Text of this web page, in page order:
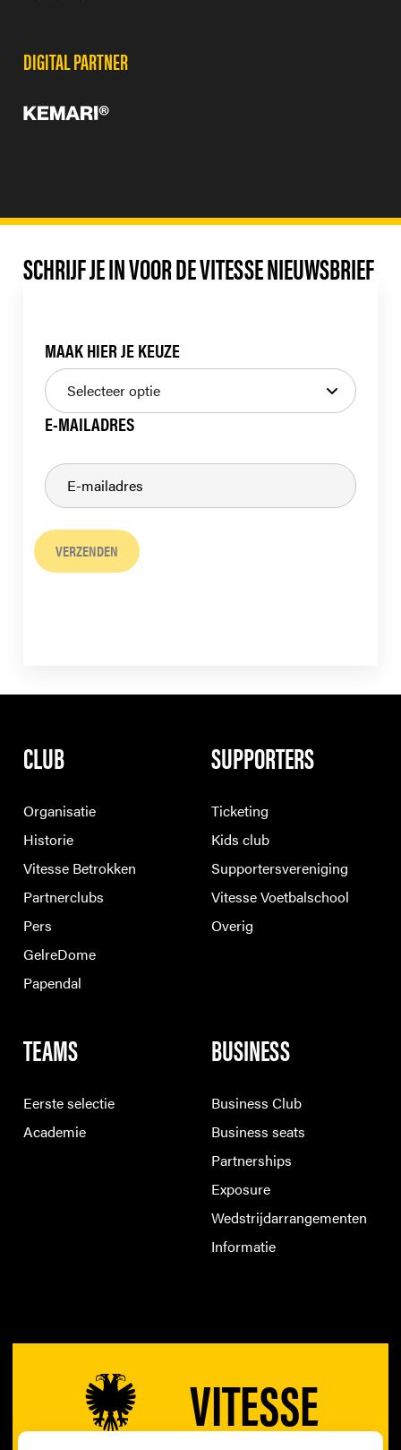
DIGITAL PARTNER
SCHRIJF JE IN VOOR DE VITESSE NIEUWSBRIEF
MAAK HIER JE KEUZE
E-MAILADRES
VERZENDEN
CLUB
Organisatie
Historie
Vitesse Betrokken
Partnerclubs
Pers
GelreDome
Papendal
SUPPORTERS
Ticketing
Kids club
Supportersvereniging
Vitesse Voetbalschool
Overig
TEAMS
Eerste selectie
Academie
BUSINESS
Business Club
Business seats
Partnerships
Exposure
Wedstrijdarrangementen
Informatie
VITESSE